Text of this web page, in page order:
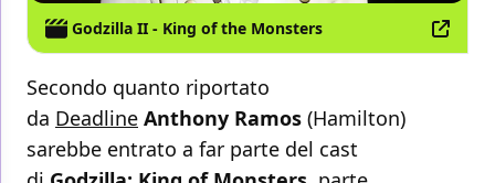
Godzilla II - King of the Monsters
Secondo quanto riportato
da Deadline Anthony Ramos (Hamilton)
sarebbe entrato a far parte del cast